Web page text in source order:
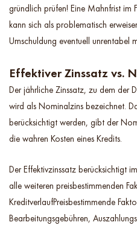
gründlich prüfen! Eine Mahnfrist im
kann sich als problematisch
Umschuldung eventuell unrentabel
Effektiver Zinssatz vs.
Der jährliche Zinssatz, zu dem der
wird als Nominalzins bezeichnet.
berücksichtigt werden, gibt der
die wahren Kosten eines Kredits.
Der Effektivzinssatz berücksichtigt
alle weiteren preisbestimmenden
KreditverlaufPreisbestimmende
Bearbeitungsgebühren,